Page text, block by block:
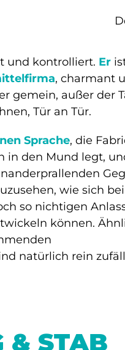
und kontrolliert. Er
, charmant
gemein, außer der
Tür an Tür.
Sprache, die
in den Mund legt,
wie sich
so nichtigen
können.
natürlich rein
& STAB